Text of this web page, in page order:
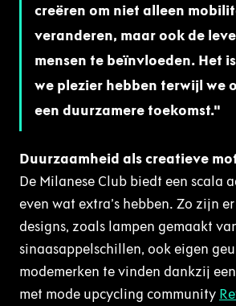
creëren om niet alleen
veranderen, maar ook de
mensen te beïnvloeden. Het
we plezier hebben terwijl we
een duurzamere toekomst.
Duurzaamheid als creatieve
De Milanese Club biedt een scala
even wat extra’s hebben. Zo zijn
designs, zoals lampen gemaakt
sinaasappelschillen, ook eigen
modemerken te vinden dankzij
met mode upcycling community